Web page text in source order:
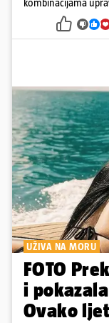
kombinacijama
UŽIVA NA MORU
FOTO
i
Ovako